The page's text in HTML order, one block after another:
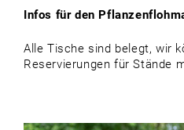
Infos für den
Alle Tische sind belegt, wir
Reservierungen für Stände